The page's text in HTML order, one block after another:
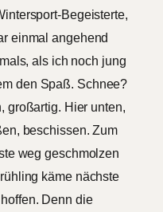
Begeisterte,
einmal angehend
als ich noch jung
den Spaß. Schnee?
großartig. Hier unten,
beschissen. Zum
weg geschmolzen
käme nächste
Denn die